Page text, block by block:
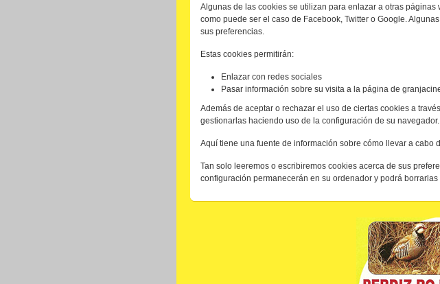
Algunas de las cookies se utilizan para enlazar a otras
como puede ser el caso de Facebook, Twitter o Google.
sus preferencias.
Estas cookies permitirán:
Enlazar con redes sociales
Pasar información sobre su visita a la página de
Además de aceptar o rechazar el uso de ciertas cookies a
gestionarlas haciendo uso de la configuración de su navegador.
Aquí tiene una fuente de información sobre cómo llevar a cabo
Tan solo leeremos o escribiremos cookies acerca de sus
configuración permanecerán en su ordenador y podrá